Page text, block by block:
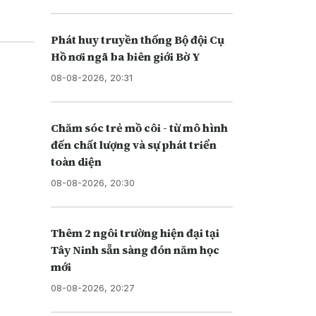
Phát huy truyền thống Bộ đội Cụ
Hồ nơi ngã ba biên giới Bờ Y
08-08-2026, 20:31
Chăm sóc trẻ mồ côi - từ mô hình
đến chất lượng và sự phát triển
toàn diện
08-08-2026, 20:30
Thêm 2 ngôi trường hiện đại tại
Tây Ninh sẵn sàng đón năm học
mới
08-08-2026, 20:27